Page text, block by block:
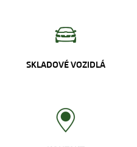
SKLADOVÉ VOZIDLÁ